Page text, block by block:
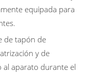
equipada para
de tapón de
y de
al aparato durante el